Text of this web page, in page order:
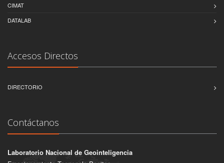
CIMAT
DATALAB
Accesos Directos
DIRECTORIO
Contáctanos
Laboratorio Nacional de Geointeligencia